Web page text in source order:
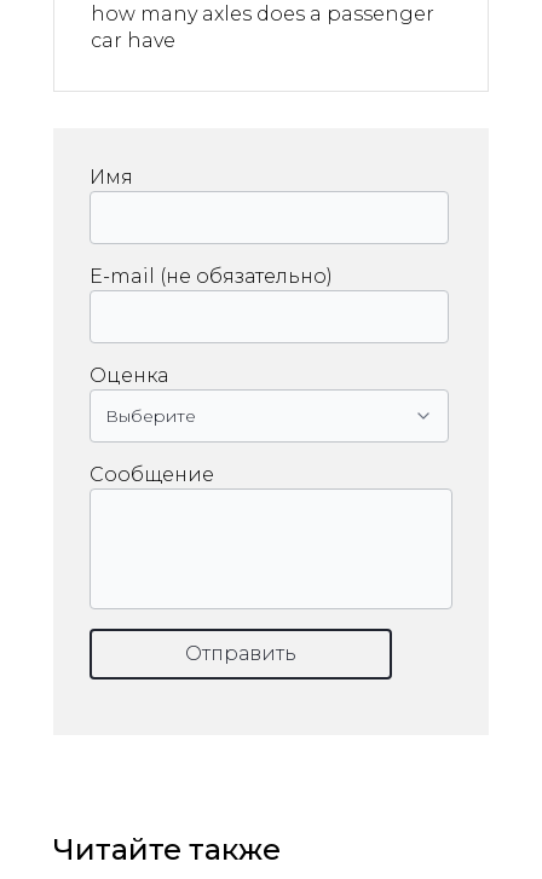
how many axles does a passenger
car have
Имя
E-mail (не обязательно)
Оценка
Сообщение
Отправить
Читайте также